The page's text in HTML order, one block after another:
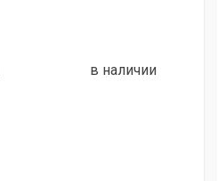
в наличии